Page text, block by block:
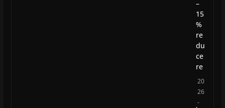
–
15
%
re
du
ce
re
20
26
-